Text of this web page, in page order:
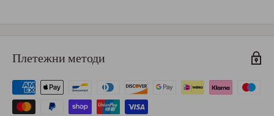
Плетежни методи